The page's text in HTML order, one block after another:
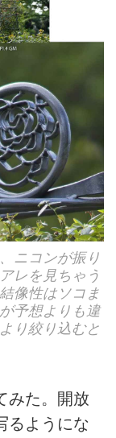
ニコンが振り
レを見ちゃう
像性はソコま
予想よりも違
り絞り込むと
みた。開放
るようにな